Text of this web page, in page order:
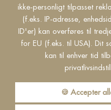
ikke-personligt tilpasset
(f.eks. IP-adresse,
ID'er) kan overføres til
for EU (f.eks. til USA). Dit
kan til enhver tid
🍪 Accepter
made by
Privacy